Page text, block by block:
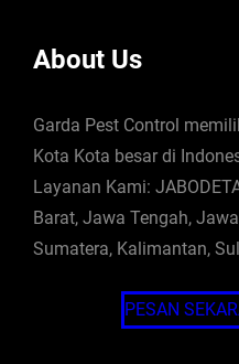
About Us
Garda Pest Control
Kota Kota besar di
Layanan Kami:
Barat, Jawa Tengah,
Sumatera, Kalimantan,
PESAN